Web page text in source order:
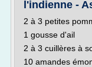
l'indienne -
2 à 3 petites
1 gousse d'ail
2 à 3 cuillères à
10 amandes